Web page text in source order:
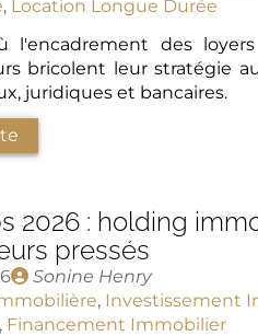
, Location Longue Durée
l'encadrement des
bricolent leur stratégie
juridiques et bancaires.
2026 : holding
pressés
Publié
par
Sonine Henry
, Investissement
, Financement Immobilier